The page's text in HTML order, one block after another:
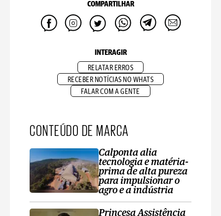
COMPARTILHAR
INTERAGIR
RELATAR ERROS
RECEBER NOTÍCIAS NO WHATS
FALAR COM A GENTE
CONTEÚDO DE MARCA
Calponta alia
tecnologia e matéria-
prima de alta pureza
para impulsionar o
agro e a indústria
Princesa Assistência